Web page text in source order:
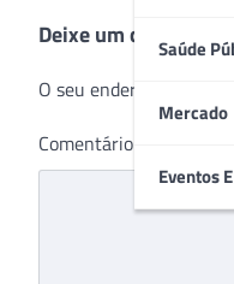
Saúde
Mercado
Eventos
Post
Deixe um comentário
O seu endereço de e-
Comentário